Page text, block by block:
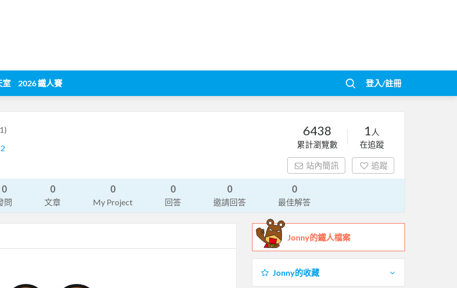
室 2026 鐵人賽 登入/註冊
6438
累計瀏覽數
1 人
在追蹤
站內簡訊 追蹤
0
問
0
文章
0
My Project
0
回答
0
邀請回答
0
最佳解答
Jonny的鐵人檔案
Jonny的收藏